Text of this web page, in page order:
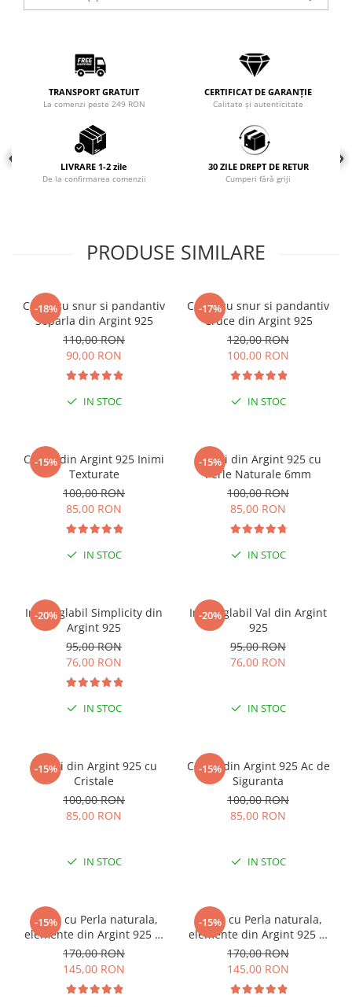
Coliere cu pietre semiprețioase
TRANSPORT GRATUIT
La comenzi peste 249 RON
CERTIFICAT DE GARANȚIE
Calitate și autenticitate
LIVRARE 1-2 zile
De la confirmarea comenzii
30 ZILE DREPT DE RETUR
Cumperi fără griji
PRODUSE SIMILARE
-18%
Colier cu snur si pandantiv
Soparla din Argint 925
110,00 RON
90,00 RON
IN STOC
-17%
Colier cu snur si pandantiv
Cruce din Argint 925
120,00 RON
100,00 RON
IN STOC
-15%
Cercei din Argint 925 Inimi
Texturate
100,00 RON
85,00 RON
IN STOC
-15%
Cercei din Argint 925 cu
Perle Naturale 6mm
100,00 RON
85,00 RON
IN STOC
-20%
Inel reglabil Simplicity din
Argint 925
95,00 RON
76,00 RON
IN STOC
-20%
Inel reglabil Val din Argint
925
95,00 RON
76,00 RON
IN STOC
-15%
Cercei din Argint 925 cu
Cristale
100,00 RON
85,00 RON
IN STOC
-15%
Cercei din Argint 925 Ac de
Siguranta
100,00 RON
85,00 RON
IN STOC
-15%
Colier cu Perla naturala,
elemente din Argint 925 si
margele Miyuki, multicolor
170,00 RON
145,00 RON
-15%
Colier cu Perla naturala,
elemente din Argint 925 si
margele Miyuki, verde/kiwi
170,00 RON
145,00 RON